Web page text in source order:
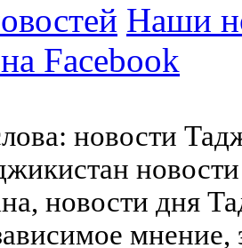
Наши
Facebook
новости
новости дня